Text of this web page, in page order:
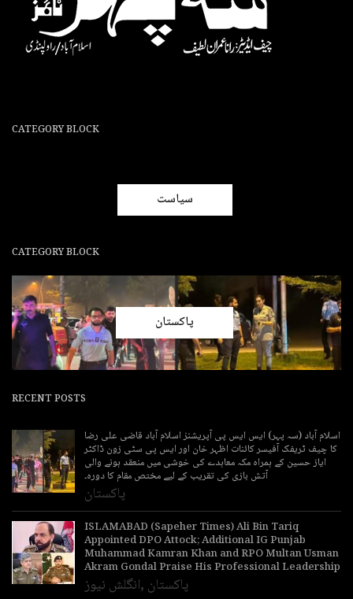
CATEGORY BLOCK
سیاست
CATEGORY BLOCK
پاکستان
RECENT POSTS
اسلام آباد (سہ پہر) ایس ایس پی آپریشنز اسلام آباد قاضی علی رضا
کا چیف ٹریفک آفیسر کائنات اظہر خان اور ایس پی سٹی زون ڈاکٹر
ایاز حسین کے ہمراہ مکہ معاہدے کی خوشی میں منعقد ہونے والی
آتش بازی کی تقریب کے لیے مختص مقام کا دورہ۔
پاکستان
ISLAMABAD (Sapeher Times) Ali Bin Tariq
Appointed DPO Attock; Additional IG Punjab
Muhammad Kamran Khan and RPO Multan Usman
Akram Gondal Praise His Professional Leadership
انگلش نیوز, پاکستان